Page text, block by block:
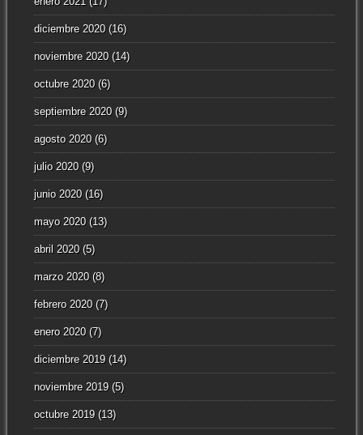
diciembre 2020(16)
noviembre 2020(14)
octubre 2020(6)
septiembre 2020(9)
agosto 2020(6)
julio 2020(9)
junio 2020(16)
mayo 2020(13)
abril 2020(5)
marzo 2020(8)
febrero 2020(7)
enero 2020(7)
diciembre 2019(14)
noviembre 2019(5)
octubre 2019(13)